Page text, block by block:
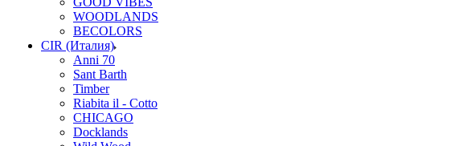
WOODLANDS
BECOLORS
CIR (Италия)
Anni 70
Sant Barth
Timber
Riabita il - Cotto
CHICAGO
Docklands